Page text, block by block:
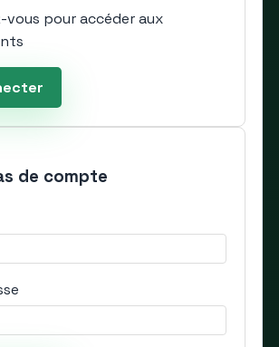
vous pour accéder aux
de compte